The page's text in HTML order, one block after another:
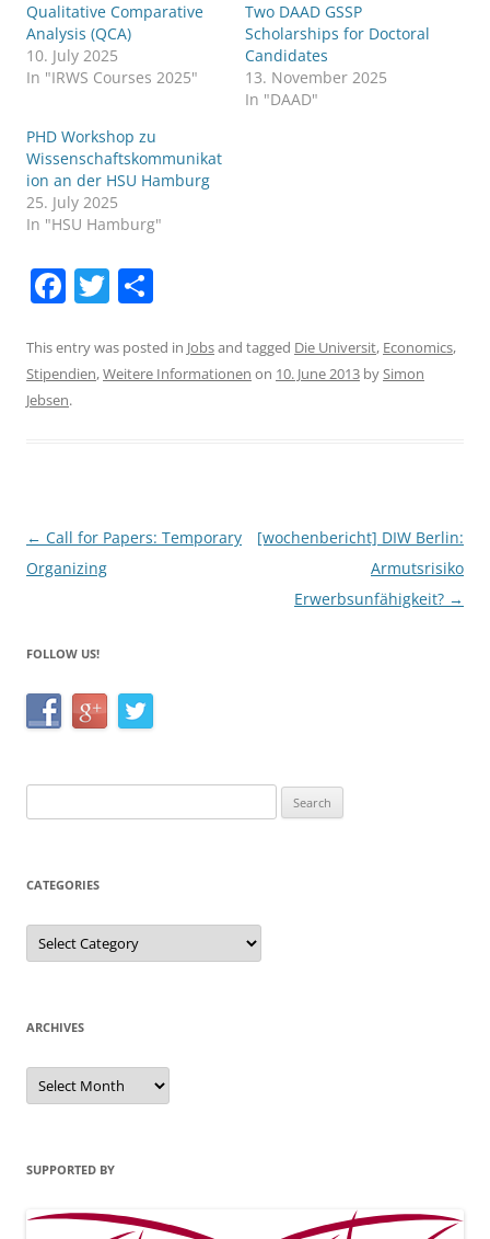
Qualitative Comparative
Analysis (QCA)
10. July 2025
In "IRWS Courses 2025"
Two DAAD GSSP
Scholarships for Doctoral
Candidates
13. November 2025
In "DAAD"
PHD Workshop zu
Wissenschaftskommunikat
ion an der HSU Hamburg
25. July 2025
In "HSU Hamburg"
F
c
e
k
T
itt
er
ar
e
This entry was posted in Jobsand tagged Die Universit, Economics,
Stipendien,Weitere Informationen on 10. June 2013 bySimon
Jebsen.
Post
navigation
← Call for Papers: Temporary
Organizing
[wochenbericht] DIW Berlin:
Armutsrisiko
Erwerbsunfähigkeit? →
FOLLOW US!
for:
CATEGORIES
Categories
ARCHIVES
Archives
SUPPORTED BY